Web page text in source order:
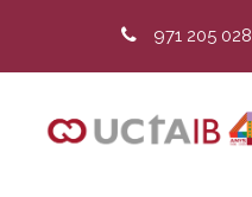
971 205 028